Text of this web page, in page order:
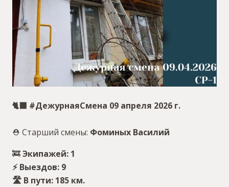
🐈‍⬛ #ДежурнаяСмена 09 апреля 2026 г.
⛑ Старший смены: Фоминых Василий
🚒Экипажей: 1
⚡️ Выездов: 9
🛣 В пути: 185 км.